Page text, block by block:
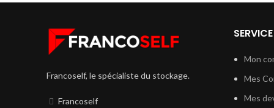
Francoself, le spécialiste du stockage.
Francoself
Mon
Mes
Mes